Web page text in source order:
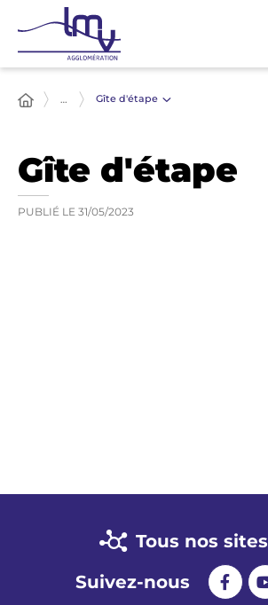
… Gîte d'étape
Gîte d'étape
PUBLIÉ LE 31/05/2023
Tous nos sites
Suivez-nous